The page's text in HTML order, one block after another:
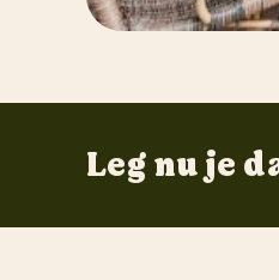
Leg nu je